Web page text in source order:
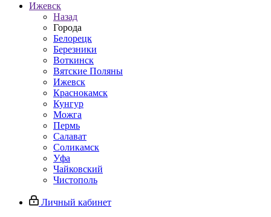
Ижевск
Назад
Города
Белорецк
Березники
Воткинск
Вятские Поляны
Ижевск
Краснокамск
Кунгур
Можга
Пермь
Салават
Соликамск
Уфа
Чайковский
Чистополь
Личный кабинет